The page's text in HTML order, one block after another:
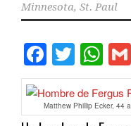
Minnesota, St. Paul
Matthew Phillip Ecker, 44